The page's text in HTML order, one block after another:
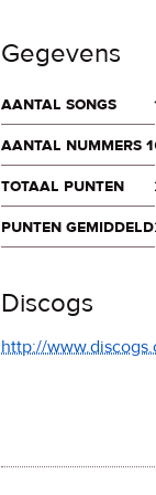
Gegevens
aantal songs
aantal nummers 1
totaal punten
punten gemiddeld
Discogs
http://